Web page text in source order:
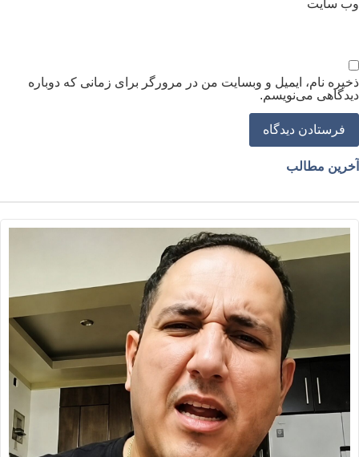
سایت
نام، ایمیل و وبسایت من در مرورگر برای زمانی که دوباره
می‌نویسم.
مطالب